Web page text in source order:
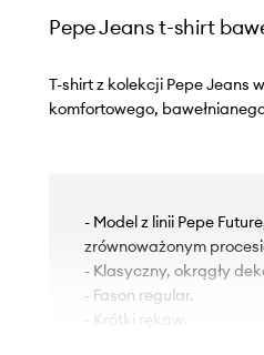
Pepe Jeans t-shirt
T-shirt z kolekcji Pepe Jeans
komfortowego,
- Model z linii Pepe
zrównoważonym
- Klasyczny, okrągły
- Fason regular.
- Krótki rękaw.